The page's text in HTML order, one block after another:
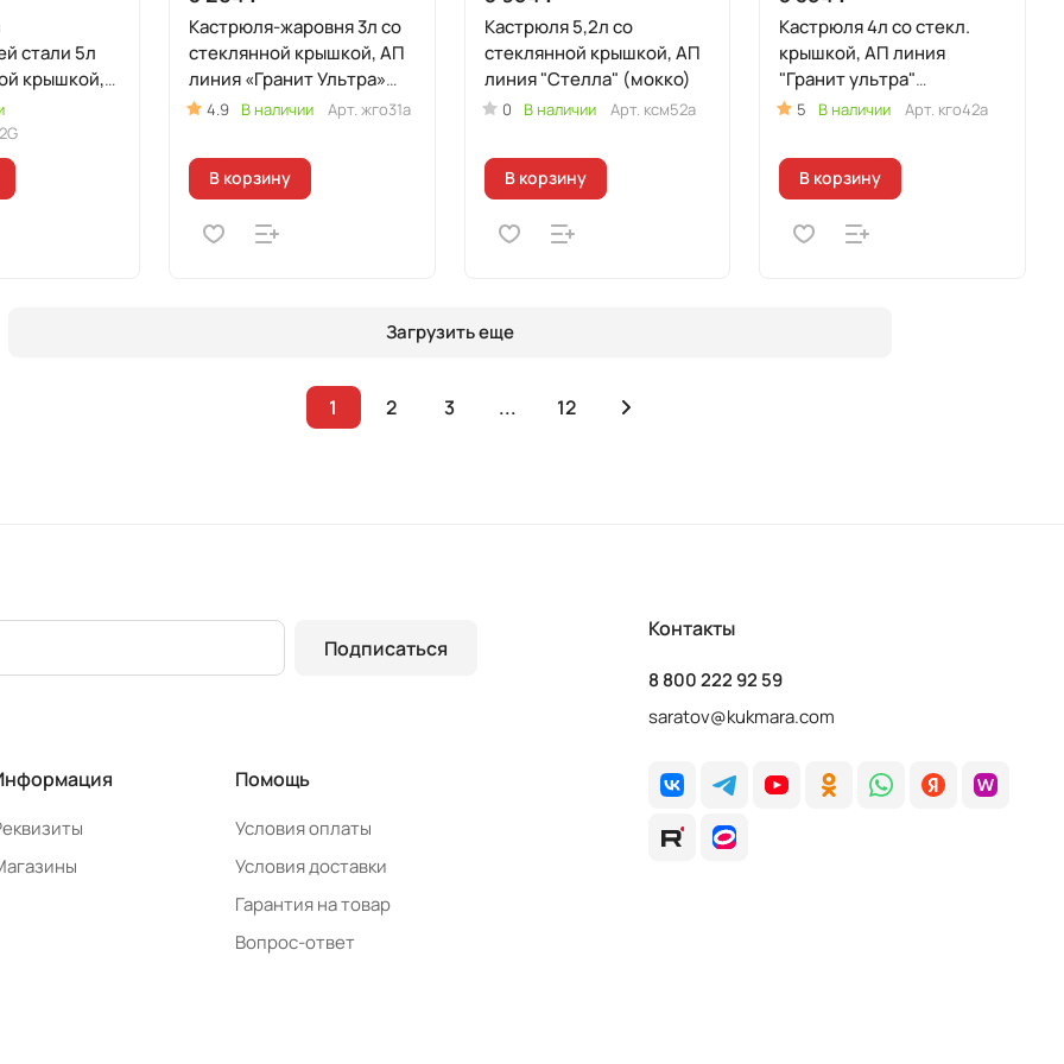
стали 5л
крышкой,
Кастрюля-жаровня 3л со
стеклянной крышкой, АП
линия «Гранит Ультра»
(Оригинальный)
4.9 В наличии Арт. жго31а
В корзину
Кастрюля 5,2л со
стеклянной крышкой, АП
линия "Стелла" (мокко)
0 В наличии Арт. ксм52а
В корзину
Кастрюля 4л со стекл.
крышкой, АП линия
"Гранит ультра"
(Оригинальный)
5 В наличии Арт. кго42а
В корзину
Загрузить еще
1 2 3 ... 12
Подписаться
Помощь
Условия оплаты
Условия доставки
Гарантия на товар
Вопрос-ответ
Контакты
8 800 222 92 59
saratov@kukmara.com